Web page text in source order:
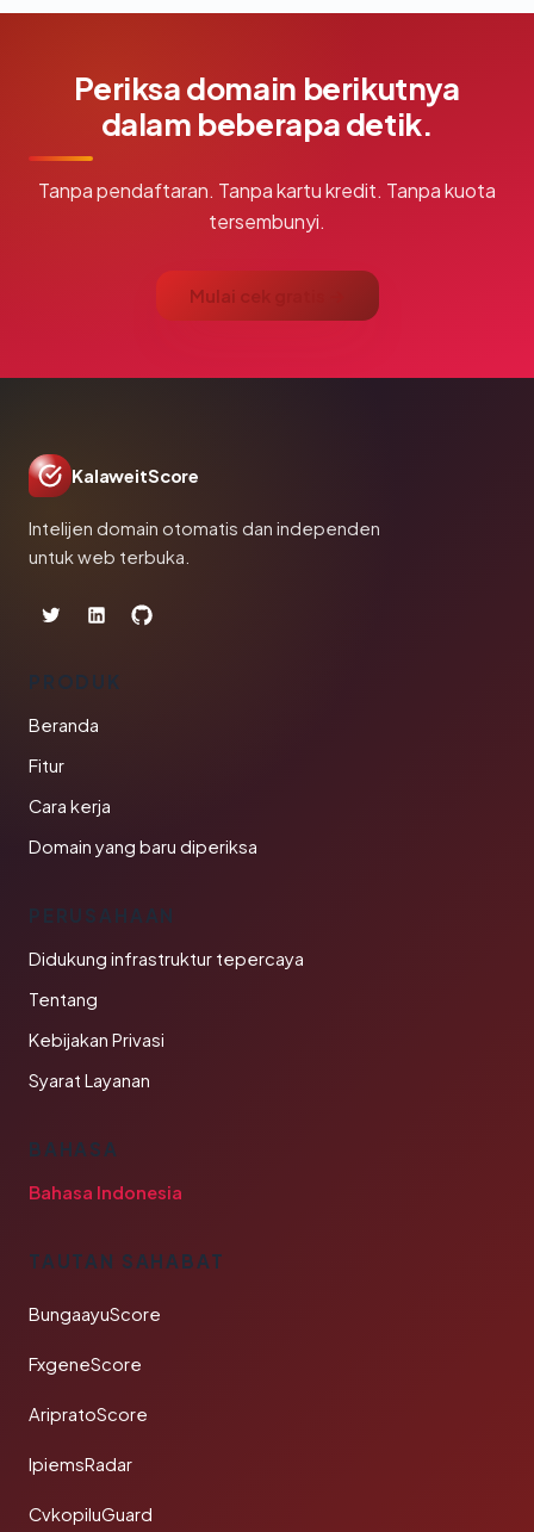
Periksa domain berikutnya
dalam beberapa detik.
Tanpa pendaftaran. Tanpa kartu kredit. Tanpa kuota
tersembunyi.
Mulai cek gratis →
KalaweitScore
Intelijen domain otomatis dan independen
untuk web terbuka.
PRODUK
Beranda
Fitur
Cara kerja
Domain yang baru diperiksa
PERUSAHAAN
Didukung infrastruktur tepercaya
Tentang
Kebijakan Privasi
Syarat Layanan
BAHASA
Bahasa Indonesia
TAUTAN SAHABAT
BungaayuScore
FxgeneScore
AripratoScore
IpiemsRadar
CvkopiluGuard